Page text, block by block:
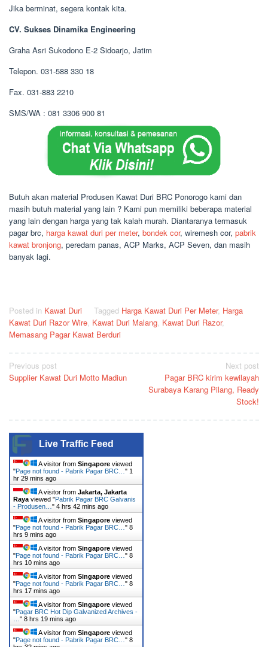
Jika berminat, segera kontak kita.
CV. Sukses Dinamika Engineering
Graha Asri Sukodono E-2 Sidoarjo, Jatim
Telepon. 031-588 330 18
Fax. 031-883 2210
SMS/WA : 081 3306 900 81
Butuh akan material Produsen Kawat Duri BRC Ponorogo kami dan
masih butuh material yang lain ? Kami pun memiliki beberapa material
yang lain dengan harga yang tak kalah murah. Diantaranya termasuk
pagar brc, harga kawat duri per meter, bondek cor, wiremesh cor, pabrik
kawat bronjong, peredam panas, ACP Marks, ACP Seven, dan masih
banyak lagi.
Posted in Kawat Duri Tagged Harga Kawat Duri Per Meter, Harga
Kawat Duri Razor Wire, Kawat Duri Malang, Kawat Duri Razor,
Memasang Pagar Kawat Berduri
Post
navigation
Previous post
Supplier Kawat Duri Motto Madiun
Next post
Pagar BRC kirim kewilayah
Surabaya Karang Pilang, Ready
Stock!
Live Traffic Feed
A visitor from Singapore viewed
"Page not found - Pabrik Pagar BRC… " 1
hr 29 mins ago
A visitor from Jakarta, Jakarta
Raya viewed "Pabrik Pagar BRC Galvanis
- Produsen… " 4 hrs 42 mins ago
A visitor from Singapore viewed
"Page not found - Pabrik Pagar BRC… " 8
hrs 9 mins ago
A visitor from Singapore viewed
"Page not found - Pabrik Pagar BRC… " 8
hrs 10 mins ago
A visitor from Singapore viewed
"Page not found - Pabrik Pagar BRC… " 8
hrs 17 mins ago
A visitor from Singapore viewed
"Pagar BRC Hot Dip Galvanized Archives -
" 8 hrs 19 mins ago
A visitor from Singapore viewed
"Page not found - Pabrik Pagar BRC… " 8